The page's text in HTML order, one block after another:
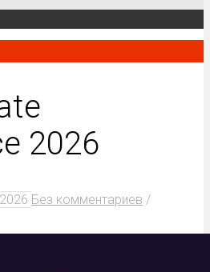
2026
Без комментариев /